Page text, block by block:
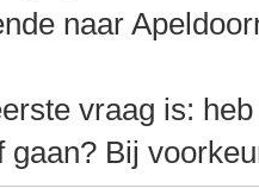
naar
vraag is:
gaan? Bij